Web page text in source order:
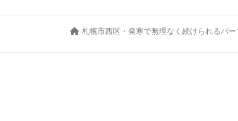
札幌市西区・発寒で無理なく続けられるパー